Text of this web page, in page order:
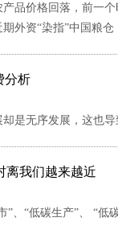
品价格回落，前一
外资“染指”中国粮
分析
是无序发展，这也
离我们越来越近
”、“低碳生产”、 “